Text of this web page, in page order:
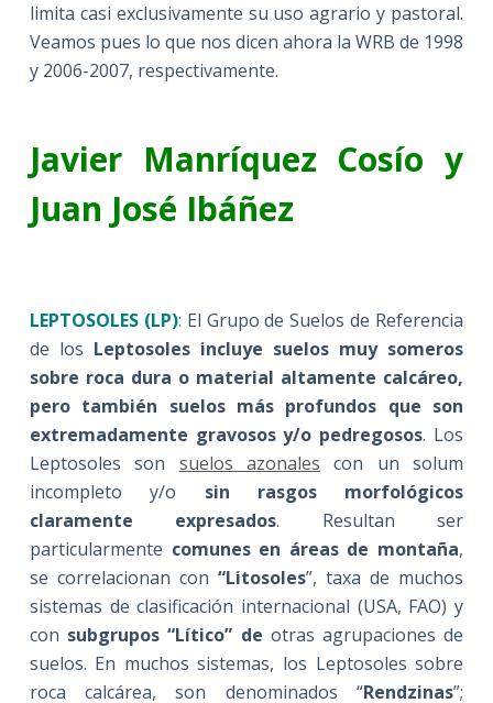
limita casi exclusivamente su uso agrario y pastoral.
Veamos pues lo que nos dicen ahora la WRB de 1998
y 2006-2007, respectivamente.
Javier Manríquez Cosío y
Juan José Ibáñez
LEPTOSOLES (LP): El Grupo de Suelos de Referencia
de los Leptosoles incluye suelos muy someros
sobre roca dura o material altamente calcáreo,
pero también suelos más profundos que son
extremadamente gravosos y/o pedregosos. Los
Leptosoles son suelos azonales con un solum
incompleto y/o sin rasgos morfológicos
claramente expresados. Resultan ser
particularmente comunes en áreas de montaña,
se correlacionan con “Litosoles”, taxa de muchos
sistemas de clasificación internacional (USA, FAO) y
con subgrupos “Lítico” de otras agrupaciones de
suelos. En muchos sistemas, los Leptosoles sobre
roca calcárea, son denominados “Rendzinas”;